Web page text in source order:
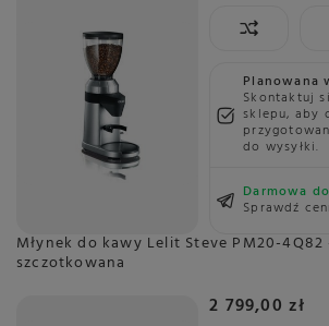
Planowana
Skontaktuj
sklepu, aby
do wysyłki.
Darmowa
Sprawdź
Młynek do kawy Lelit Steve PM20-4Q82
szczotkowana
2 799,00 zł